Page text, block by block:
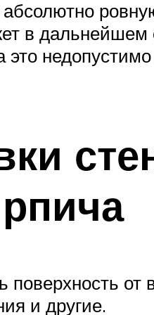
в дальнейшем
это
от
и другие.